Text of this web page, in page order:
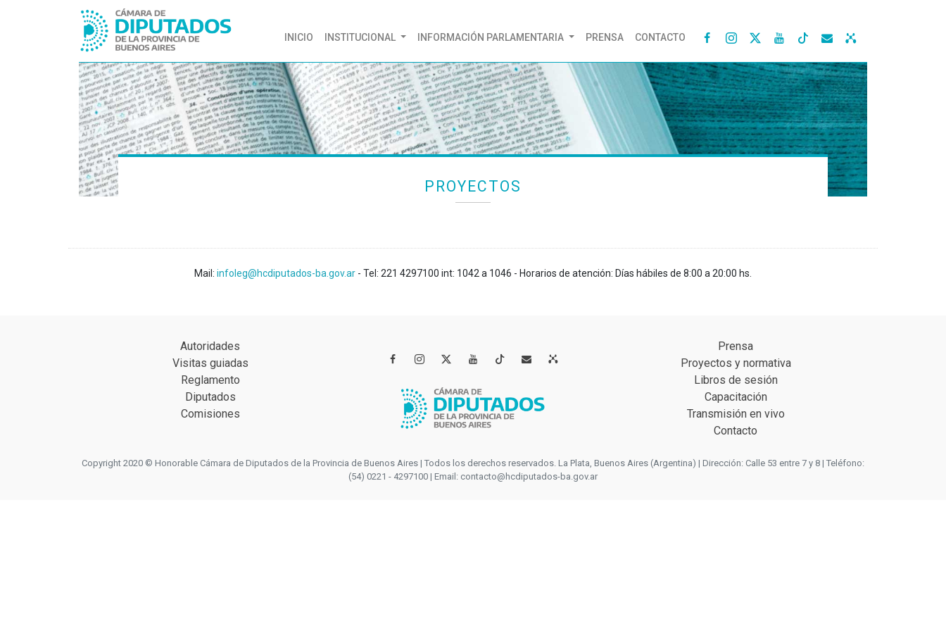
INICIO (CURRENT)
INSTITUCIONAL INFORMACIÓN PARLAMENTARIA PRENSA CONTACTO    
PROYECTOS
Mail: infoleg@hcdiputados-ba.gov.ar - Tel: 221 4297100 int: 1042 a 1046 - Horarios de atención: Días hábiles de 8:00 a 20:00 hs.
Autoridades
Visitas guiadas
Reglamento
Diputados
Comisiones
   
Prensa
Proyectos y normativa
Libros de sesión
Capacitación
Transmisión en vivo
Contacto
Copyright 2020 © Honorable Cámara de Diputados de la Provincia de Buenos Aires | Todos los derechos reservados. La Plata, Buenos Aires (Argentina) | Dirección: Calle 53 entre 7 y 8 | Teléfono:
(54) 0221 - 4297100 | Email: contacto@hcdiputados-ba.gov.ar